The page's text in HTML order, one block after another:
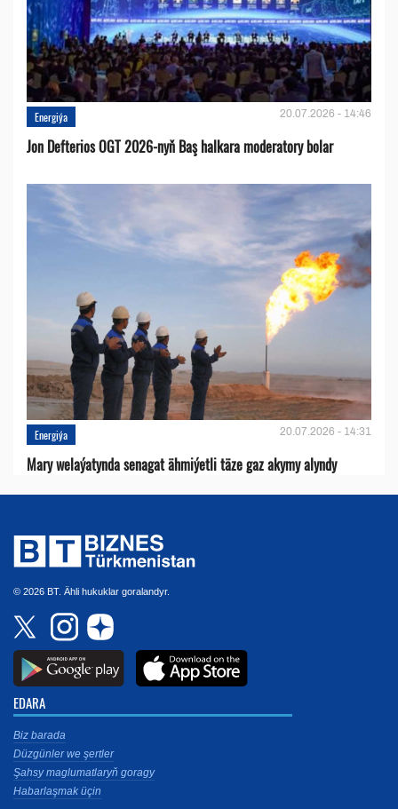
Energiýa 20.07.2026 - 14:46
Jon Defterios OGT 2026-nyň Baş halkara moderatory bolar
Energiýa 20.07.2026 - 14:31
Mary welaýatynda senagat ähmiýetli täze gaz akymy alyndy
© 2026 BT. Ähli hukuklar goralandyr.
EDARA
Biz barada
Düzgünler we şertler
Şahsy maglumatlaryň goragy
Habarlaşmak üçin